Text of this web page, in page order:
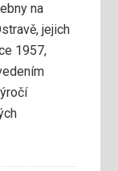
na
jejich
1957,